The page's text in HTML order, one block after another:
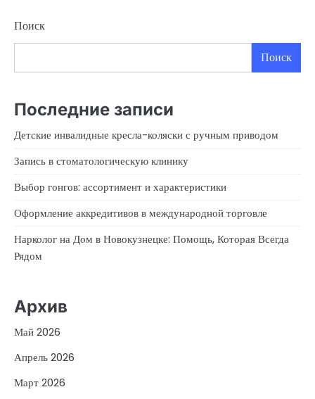
Поиск
Поиск
Последние записи
Детские инвалидные кресла-коляски с ручным приводом
Запись в стоматологическую клинику
Выбор гонгов: ассортимент и характеристики
Оформление аккредитивов в международной торговле
Нарколог на Дом в Новокузнецке: Помощь, Которая Всегда
Рядом
Архив
Май 2026
Апрель 2026
Март 2026